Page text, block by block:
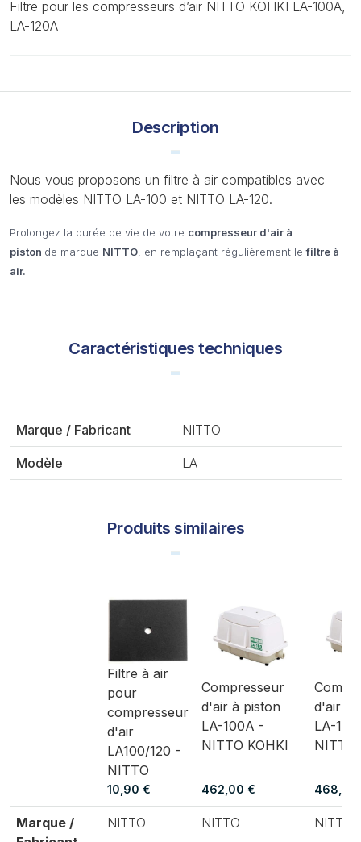
Filtre pour les compresseurs d’air NITTO KOHKI LA-100A,
LA-120A
Description
Nous vous proposons un filtre à air compatibles avec
les modèles NITTO LA-100 et NITTO LA-120.
Prolongez la durée de vie de votre compresseur d'air à
piston de marque NITTO , en remplaçant régulièrement lefiltre à
air.
Caractéristiques techniques
Marque / Fabricant NITTO
Modèle LA
Produits similaires
Filtre à air
pour
compresseur
d'air
LA100/120 -
NITTO
10,90 €
Compresseur
d'air à piston
LA-100A -
NITTO KOHKI
462,00 €
d'air à
LA-
NITTO
468,00
Marque /
NITTO NITTO NITTO